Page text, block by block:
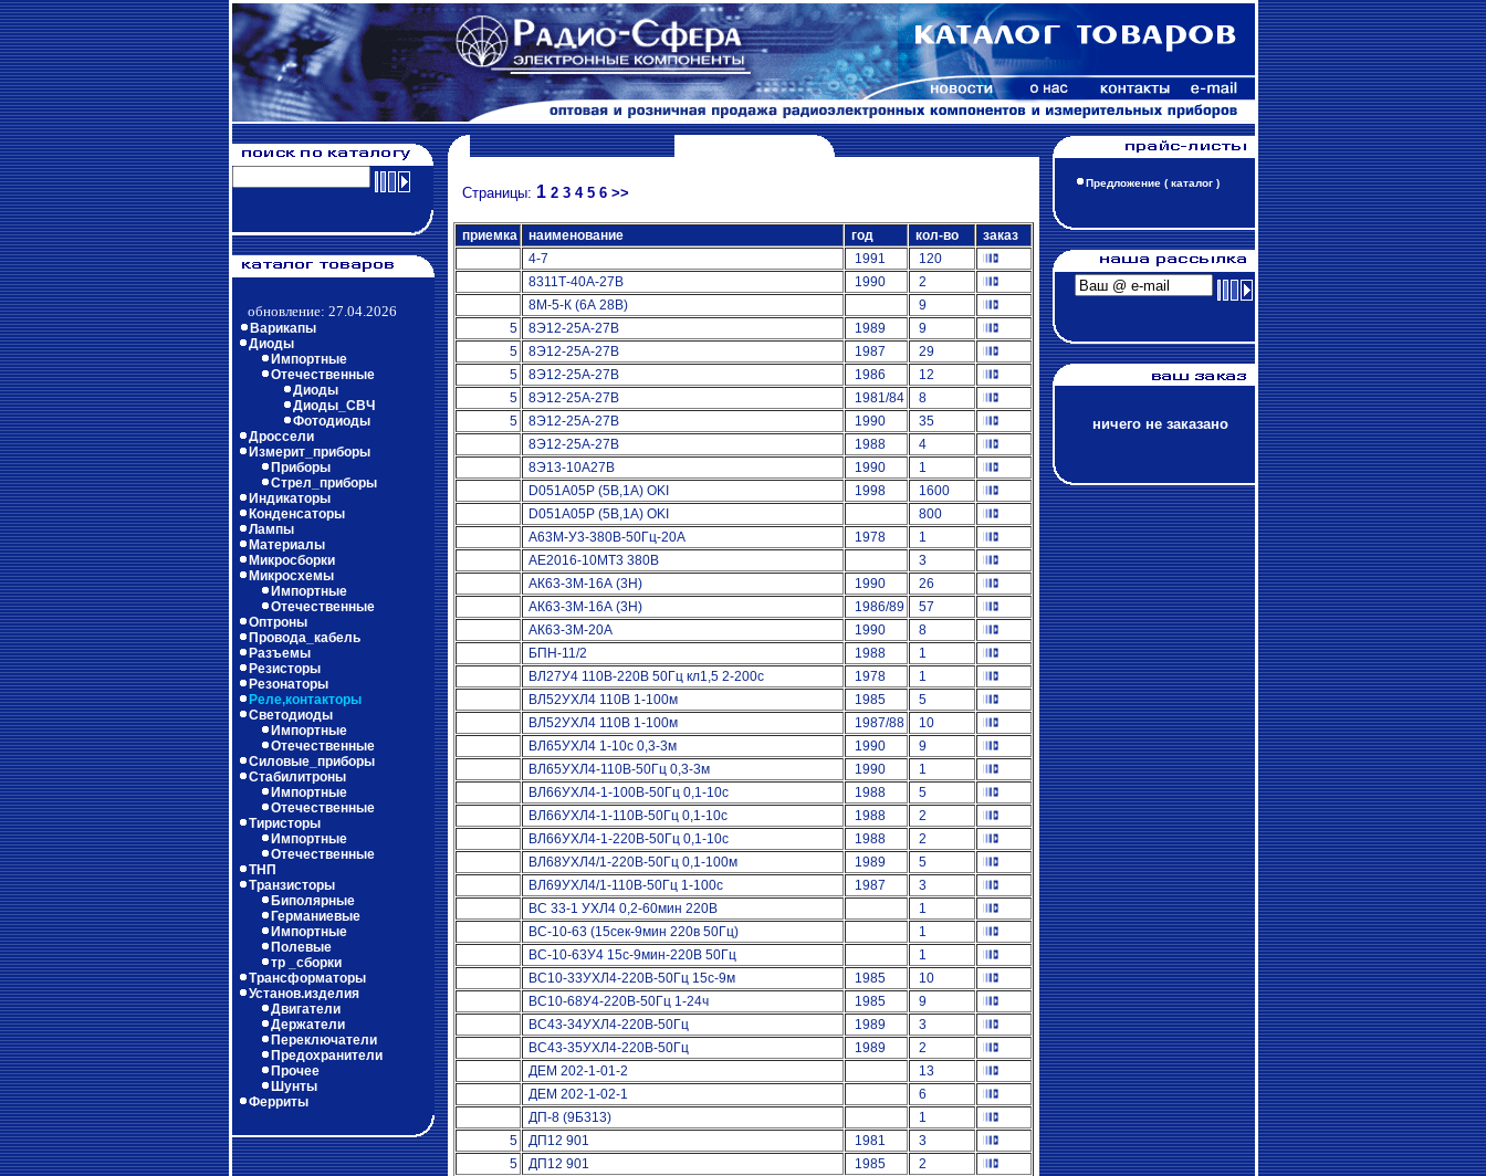
обновление: 27.04.2026
Варикапы
Диоды
Импортные
Отечественные
Диоды
Диоды_СВЧ
Фотодиоды
Дроссели
Измерит_приборы
Приборы
Стрел_приборы
Индикаторы
Конденсаторы
Лампы
Материалы
Микросборки
Микросхемы
Импортные
Отечественные
Оптроны
Провода_кабель
Разъемы
Резисторы
Резонаторы
Реле,контакторы
Светодиоды
Импортные
Отечественные
Силовые_приборы
Стабилитроны
Импортные
Отечественные
Тиристоры
Импортные
Отечественные
ТНП
Транзисторы
Биполярные
Германиевые
Импортные
Полевые
тр _сборки
Трансформаторы
Установ.изделия
Двигатели
Держатели
Переключатели
Предохранители
Прочее
Шунты
Ферриты
Предложение ( каталог )
ничего не заказано
Страницы: 1 2 3 4 5 6 >>
приемка наименование год кол-во
заказ
4-7
1991
120
8311Т-40А-27В
1990
2
8М-5-К (6А 28В)
9
5
8Э12-25А-27В 1989
9
5
8Э12-25А-27В 1987
29
5
8Э12-25А-27В 1986
12
5
8Э12-25А-27В 1981/84
8
5
8Э12-25А-27В 1990
35
8Э12-25А-27В
1988
4
8Э13-10А27В
1990
1
D051A05P (5В,1А) OKI
1998
1600
D051A05P (5В,1А) OKI
800
А63М-У3-380В-50Гц-20А
1978
1
АЕ2016-10МТ3 380В
3
АК63-3М-16А (3Н)
1990
26
АК63-3М-16А (3Н)
1986/89
57
АК63-3М-20А
1990
8
БПН-11/2
1988
1
ВЛ27У4 110В-220В 50Гц кл1,5 2-200с
1978
1
ВЛ52УХЛ4 110В 1-100м
1985
5
ВЛ52УХЛ4 110В 1-100м
1987/88
10
ВЛ65УХЛ4 1-10с 0,3-3м
1990
9
ВЛ65УХЛ4-110В-50Гц 0,3-3м
1990
1
ВЛ66УХЛ4-1-100В-50Гц 0,1-10с
1988
5
ВЛ66УХЛ4-1-110В-50Гц 0,1-10с
1988
2
ВЛ66УХЛ4-1-220В-50Гц 0,1-10с
1988
2
ВЛ68УХЛ4/1-220В-50Гц 0,1-100м
1989
5
ВЛ69УХЛ4/1-110В-50Гц 1-100с
1987
3
ВС 33-1 УХЛ4 0,2-60мин 220В
1
ВС-10-63 (15сек-9мин 220в 50Гц)
1
ВС-10-63У4 15с-9мин-220В 50Гц
1
ВС10-33УХЛ4-220В-50Гц 15с-9м
1985
10
ВС10-68У4-220В-50Гц 1-24ч
1985
9
ВС43-34УХЛ4-220В-50Гц
1989
3
ВС43-35УХЛ4-220В-50Гц
1989
2
ДЕМ 202-1-01-2
13
ДЕМ 202-1-02-1
6
ДП-8 (9Б313)
1
5
ДП12 901 1981
3
5
ДП12 901 1985
2